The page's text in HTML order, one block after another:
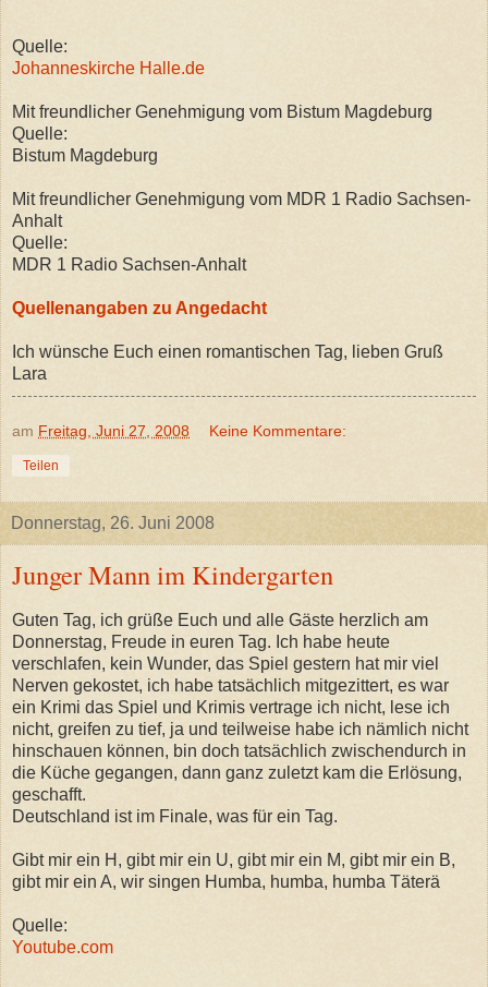
Quelle:
Johanneskirche Halle.de
Mit freundlicher Genehmigung vom Bistum Magdeburg
Quelle:
Bistum Magdeburg
Mit freundlicher Genehmigung vom MDR 1 Radio Sachsen-
Anhalt
Quelle:
MDR 1 Radio Sachsen-Anhalt
Quellenangaben zu Angedacht
Ich wünsche Euch einen romantischen Tag, lieben Gruß
Lara
am Freitag, Juni 27, 2008 Keine Kommentare:
Teilen
Donnerstag, 26. Juni 2008
Junger Mann im Kindergarten
Guten Tag, ich grüße Euch und alle Gäste herzlich am
Donnerstag, Freude in euren Tag. Ich habe heute
verschlafen, kein Wunder, das Spiel gestern hat mir viel
Nerven gekostet, ich habe tatsächlich mitgezittert, es war
ein Krimi das Spiel und Krimis vertrage ich nicht, lese ich
nicht, greifen zu tief, ja und teilweise habe ich nämlich nicht
hinschauen können, bin doch tatsächlich zwischendurch in
die Küche gegangen, dann ganz zuletzt kam die Erlösung,
geschafft.
Deutschland ist im Finale, was für ein Tag.
Gibt mir ein H, gibt mir ein U, gibt mir ein M, gibt mir ein B,
gibt mir ein A, wir singen Humba, humba, humba Täterä
Quelle:
Youtube.com